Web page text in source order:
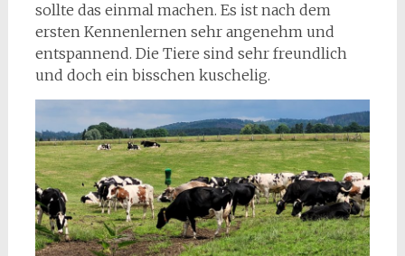
sollte das einmal machen. Es ist nach dem
ersten Kennenlernen sehr angenehm und
entspannend. Die Tiere sind sehr freundlich
und doch ein bisschen kuschelig.